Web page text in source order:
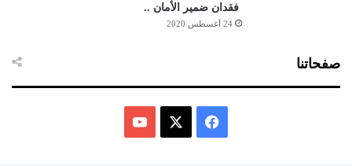
فقدان ضمير الأمان ..
24 أغسطس 2020
صفحاتنا